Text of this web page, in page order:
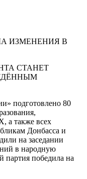
ИЗМЕНЕНИЯ В
СТАНЕТ
подготовлено 80
а также всех
Донбасса и
на заседании
в народную
партия победила на